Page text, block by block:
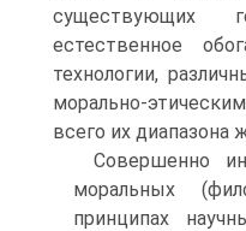
существующих
естественное
техноло­гии,
морально-
всего их диапазона
Совершенно
моральных
принципах